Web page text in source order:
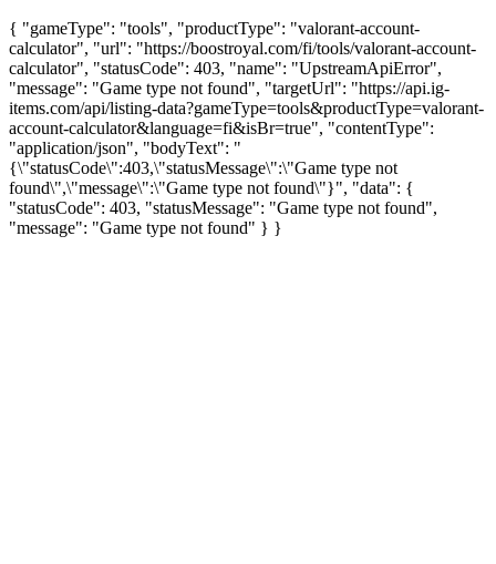
{ "gameType": "tools", "productType": "valorant-account-
calculator", "url": "https://boostroyal.com/fi/tools/valorant-account-
calculator", "statusCode": 403, "name": "UpstreamApiError",
"message": "Game type not found", "targetUrl": "https://api.ig-
items.com/api/listing-data?gameType=tools&productType=valorant-
account-calculator&language=fi&isBr=true", "contentType":
"application/json", "bodyText": "
{\"statusCode\":403,\"statusMessage\":\"Game type not
found\",\"message\":\"Game type not found\"}", "data": {
"statusCode": 403, "statusMessage": "Game type not found",
"message": "Game type not found" } }